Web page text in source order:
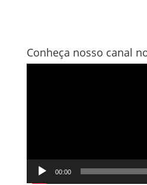
Conheça nosso canal
00:00